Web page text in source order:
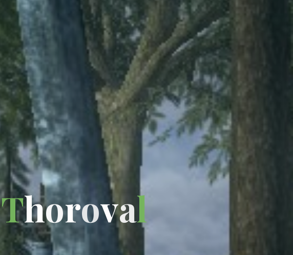
Thoroval